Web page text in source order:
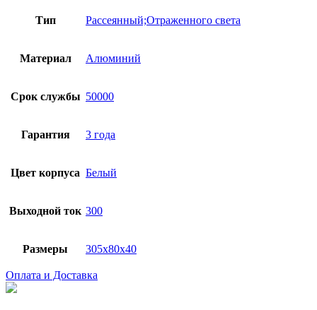
Тип Рассеянный;Отраженного света
Материал Алюминий
Срок службы 50000
Гарантия 3 года
Цвет корпуса Белый
Выходной ток 300
Размеры 305x80x40
Оплата и Доставка